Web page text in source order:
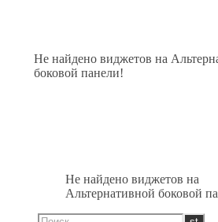
Не найдено виджетов на
боковой панели!
Не найдено виджетов на
Альтернативной боковой